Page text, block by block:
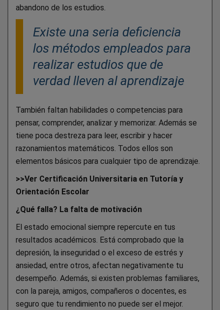
abandono de los estudios.
Existe una seria deficiencia
los métodos empleados para
realizar estudios que de
verdad lleven al aprendizaje
También faltan habilidades o competencias para
pensar, comprender, analizar y memorizar. Además se
tiene poca destreza para leer, escribir y hacer
razonamientos matemáticos. Todos ellos son
elementos básicos para cualquier tipo de aprendizaje.
>>Ver Certificación Universitaria en Tutoría y
Orientación Escolar
¿Qué falla? La falta de motivación
El estado emocional siempre repercute en tus
resultados académicos. Está comprobado que la
depresión, la inseguridad o el exceso de estrés y
ansiedad, entre otros, afectan negativamente tu
desempeño. Además, si existen problemas familiares,
con la pareja, amigos, compañeros o docentes, es
seguro que tu rendimiento no puede ser el mejor.